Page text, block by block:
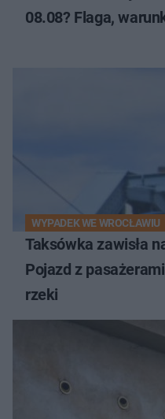
08.08? Flaga,
WYPADEK WE WROCŁAWIU
Taksówka zawisła
Pojazd z
rzeki